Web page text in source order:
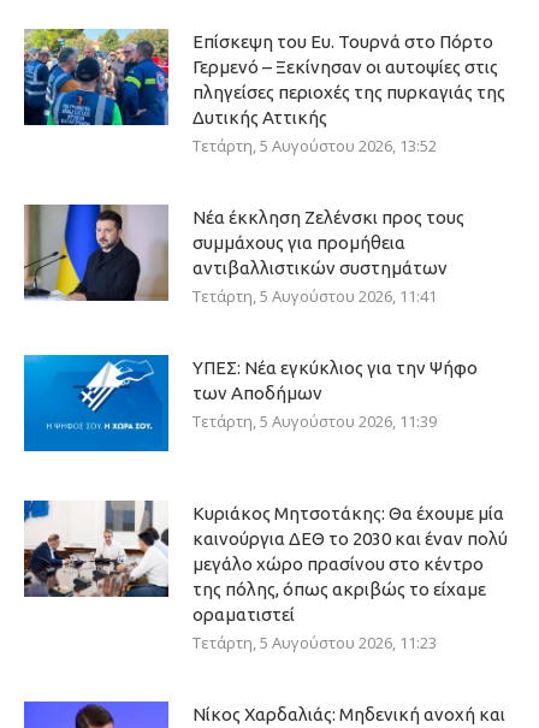
Επίσκεψη του Ευ. Τουρνά στο Πόρτο
Γερμενό – Ξεκίνησαν οι αυτοψίες στις
πληγείσες περιοχές της πυρκαγιάς της
Δυτικής Αττικής
Τετάρτη, 5 Αυγούστου 2026, 13:52
Νέα έκκληση Ζελένσκι προς τους
συμμάχους για προμήθεια
αντιβαλλιστικών συστημάτων
Τετάρτη, 5 Αυγούστου 2026, 11:41
ΥΠΕΣ: Νέα εγκύκλιος για την Ψήφο
των Αποδήμων
Τετάρτη, 5 Αυγούστου 2026, 11:39
Κυριάκος Μητσοτάκης: Θα έχουμε μία
καινούργια ΔΕΘ το 2030 και έναν πολύ
μεγάλο χώρο πρασίνου στο κέντρο
της πόλης, όπως ακριβώς το είχαμε
οραματιστεί
Τετάρτη, 5 Αυγούστου 2026, 11:23
Νίκος Χαρδαλιάς: Μηδενική ανοχή και